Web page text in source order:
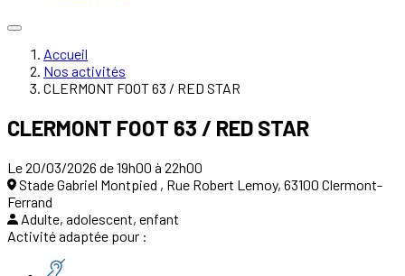
Accueil
Nos activités
CLERMONT FOOT 63 / RED STAR
CLERMONT FOOT 63 / RED STAR
Le 20/03/2026 de 19h00 à 22h00
Stade Gabriel Montpied , Rue Robert Lemoy, 63100 Clermont-
Ferrand
Adulte, adolescent, enfant
Activité adaptée pour :